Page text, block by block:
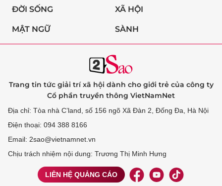
ĐỜI SỐNG XÃ HỘI
MẬT NGỮ SÀNH
Trang tin tức giải trí xã hội dành cho giới trẻ của công ty
Cổ phần truyền thông VietNamNet
Địa chỉ: Tòa nhà C’land, số 156 ngõ Xã Đàn 2, Đống Đa, Hà Nội
Điện thoại: 094 388 8166
Email: 2sao@vietnamnet.vn
Chịu trách nhiệm nội dung: Trương Thị Minh Hưng
LIÊN HỆ QUẢNG CÁO